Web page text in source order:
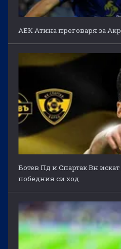
АЕК Атина преговаря за
Ботев Пд и Спартак Вн
победния си ход